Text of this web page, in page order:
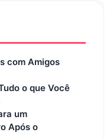
com Amigos
o que Você
um
Após o